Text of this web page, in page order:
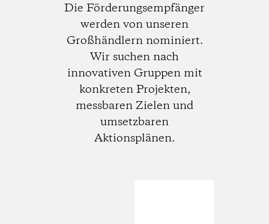
Die Förderungsempfänger
werden von unseren
Großhändlern nominiert.
Wir suchen nach
innovativen Gruppen mit
konkreten Projekten,
messbaren Zielen und
umsetzbaren
Aktionsplänen.